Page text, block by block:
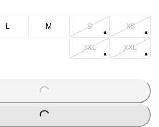
XS
S
M
L
XXL
3XL
L
.
L
.